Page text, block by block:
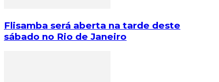
Flisamba será aberta na tarde deste
sábado no Rio de Janeiro